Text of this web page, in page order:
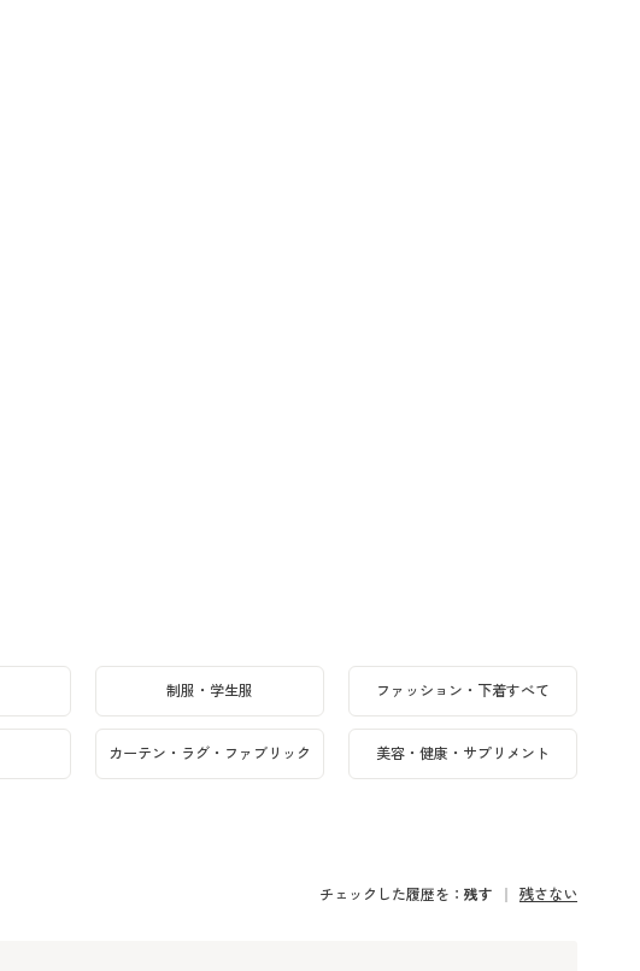
制服・学生服 ファッション・下着すべて
カーテン・ラグ・ファブリック 美容・健康・サプリメント
チェックした履歴を： 残す 残さない